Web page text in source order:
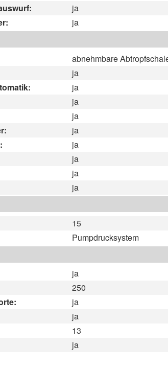
ja
ja
abnehmbare
ja
ja
ja
ja
ja
ja
ja
ja
ja
15
Pumpdrucksystem
ja
250
ja
ja
13
ja